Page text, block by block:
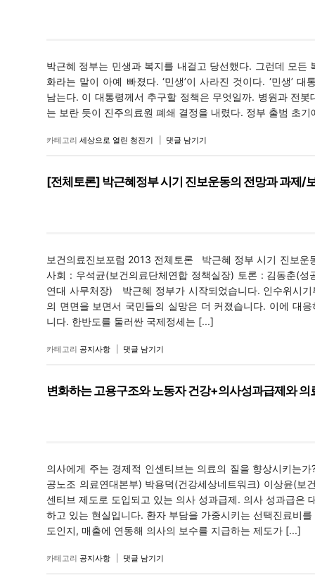
박근혜 정부는 민생과 복지를 내걸고 당선했다. 그런데 모
화라는 말이 아예 빠졌다. ‘민생’이 사라진 것이다. ‘민생’ 대
남는다. 이 대통령께서 추구할 정책은 무엇일까. 병원과 전
는 보란 듯이 진주의료원 폐쇄 결정을 내렸다. 정부 출범 초
카테고리 세상으로 열린 청진기 댓글 남기기
[전체토론] 박근혜정부 시기 진보운동의 전망과 과제/
보건의료진보포럼 2013 전체토론 박근혜 정부 시기 진보
사회 : 우석균(보건의료단체연합 정책실장) 토론 : 김동춘(
연대 사무처장) 박근혜 정부가 시작되었습니다. 인수위시
의 면면을 보면서 국민들의 실망은 더 커졌습니다. 이에 대
니다. 한반도를 둘러싼 국제정세는 [...]
카테고리 공지사항 댓글 남기기
변화하는 고용구조와 노동자 건강+의사성과급제와
의사에게 주는 경제적 인센티브는 의료의 질을 향상시키는
공노조 의료연대본부) 박용덕(건강세상네트워크) 이상윤(
센티브 제도로 도입되고 있는 의사 성과급제. 의사 성과급은
하고 있는 현실입니다. 환자 부담을 가중시키는 선택진료비
도인지, 매출에 연동해 의사의 보수를 지급하는 제도가 [...]
카테고리 공지사항 댓글 남기기